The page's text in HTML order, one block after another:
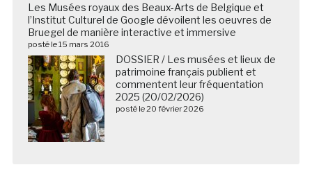
Les Musées royaux des Beaux-Arts de Belgique et
l’Institut Culturel de Google dévoilent les oeuvres de
Bruegel de manière interactive et immersive
posté le 15 mars 2016
DOSSIER / Les musées et lieux de
patrimoine français publient et
commentent leur fréquentation
2025 (20/02/2026)
posté le 20 février 2026